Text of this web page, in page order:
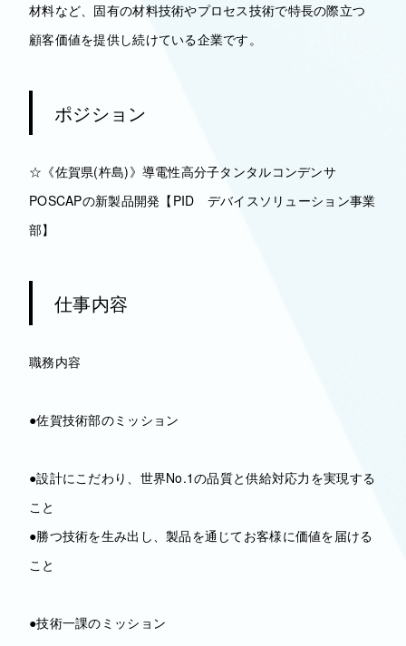
材料など、固有の材料技術やプロセス技術で特長の際立つ
顧客価値を提供し続けている企業です。
ポジション
☆《佐賀県(杵島)》導電性高分子タンタルコンデンサ
POSCAPの新製品開発【PID デバイスソリューション事業
部】
仕事内容
職務内容
●佐賀技術部のミッション
●設計にこだわり、世界No.1の品質と供給対応力を実現する
こと
●勝つ技術を生み出し、製品を通じてお客様に価値を届ける
こと
●技術一課のミッション